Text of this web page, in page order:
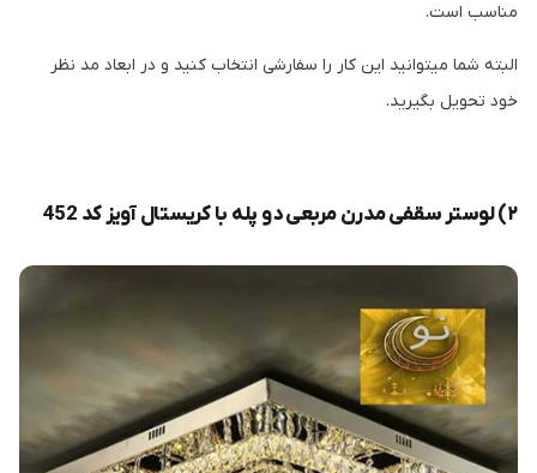
مناسب است.
البته شما میتوانید این کار را سفارشی انتخاب کنید و در ابعاد مد نظر
خود تحویل بگیرید.
۲) لوستر سقفی مدرن مربعی دو پله با کریستال آویز کد 452